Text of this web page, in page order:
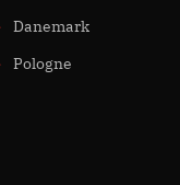
Danemark
Pologne